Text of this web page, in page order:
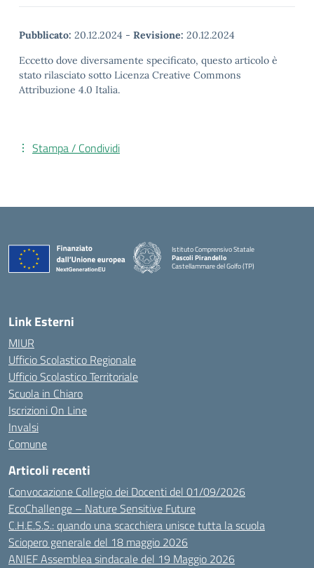
Pubblicato: 20.12.2024 - Revisione: 20.12.2024
Eccetto dove diversamente specificato, questo articolo è
stato rilasciato sotto Licenza Creative Commons
Attribuzione 4.0 Italia.
Stampa / Condividi
Istituto Comprensivo Statale
Pascoli Pirandello
Castellammare del Golfo (TP)
Link Esterni
MIUR
Ufficio Scolastico Regionale
Ufficio Scolastico Territoriale
Scuola in Chiaro
Iscrizioni On Line
Invalsi
Comune
Articoli recenti
Convocazione Collegio dei Docenti del 01/09/2026
EcoChallenge – Nature Sensitive Future
C.H.E.S.S.: quando una scacchiera unisce tutta la scuola
Sciopero generale del 18 maggio 2026
ANIEF Assemblea sindacale del 19 Maggio 2026